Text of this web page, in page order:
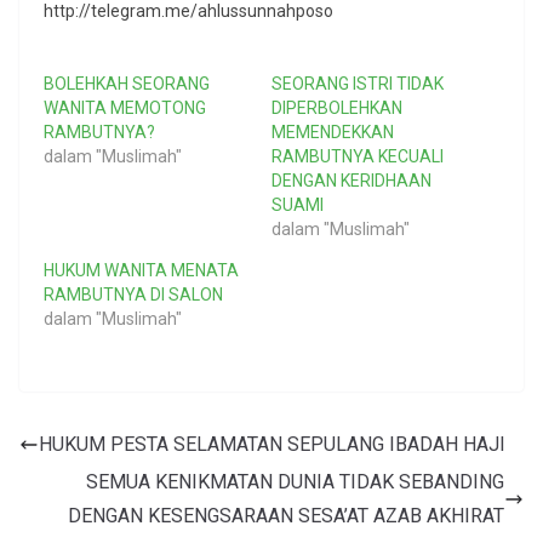
http://telegram.me/ahlussunnahposo
BOLEHKAH SEORANG
WANITA MEMOTONG
RAMBUTNYA?
dalam "Muslimah"
SEORANG ISTRI TIDAK
DIPERBOLEHKAN
MEMENDEKKAN
RAMBUTNYA KECUALI
DENGAN KERIDHAAN
SUAMI
dalam "Muslimah"
HUKUM WANITA MENATA
RAMBUTNYA DI SALON
dalam "Muslimah"
HUKUM PESTA SELAMATAN SEPULANG IBADAH HAJI
SEMUA KENIKMATAN DUNIA TIDAK SEBANDING
DENGAN KESENGSARAAN SESA’AT AZAB AKHIRAT